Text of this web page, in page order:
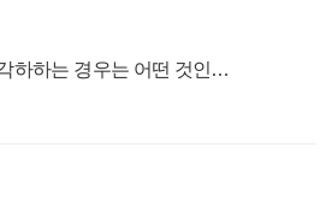
의료분쟁 조정신청을 각하하는 경우는 어떤 것인가요?